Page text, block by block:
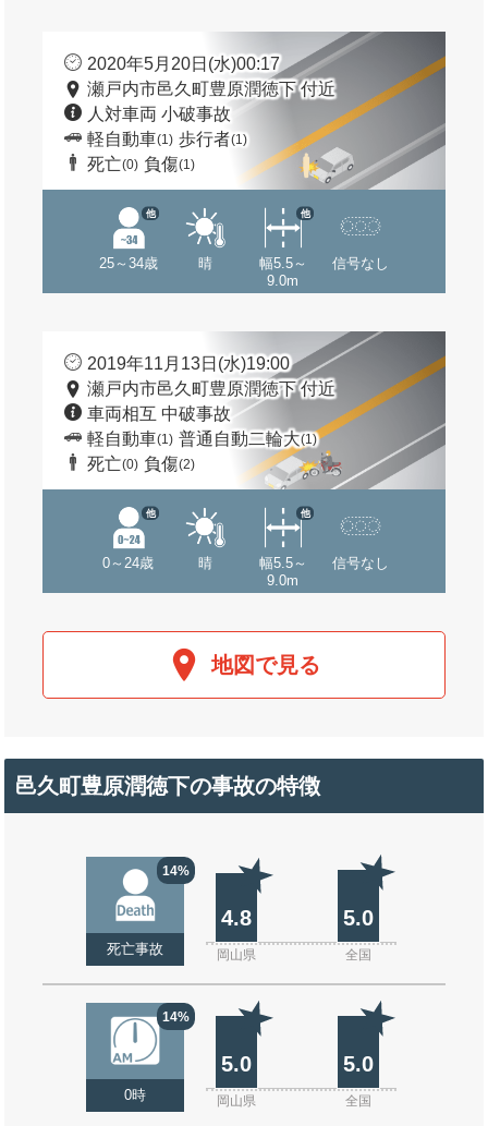
2020年5月20日(水)00:17
瀬戸内市邑久町豊原潤徳下 付近
人対車両 小破事故
軽自動車(1) 歩行者(1)
死亡(0) 負傷(1)
25～34歳
他
晴
幅5.5～
9.0m
他
信号なし
2019年11月13日(水)19:00
瀬戸内市邑久町豊原潤徳下 付近
車両相互 中破事故
軽自動車(1) 普通自動二輪大(1)
死亡(0) 負傷(2)
0～24歳
他
晴
幅5.5～
9.0m
他
信号なし
地図で見る
邑久町豊原潤徳下の事故の特徴
14%
死亡事故
4.8 5.0
岡山県 全国
14%
0時
5.0 5.0
岡山県 全国